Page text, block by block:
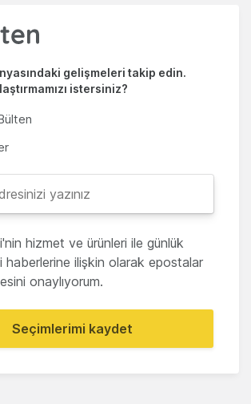
gelişmeleri takip edin.
istersiniz?
hizmet ve ürünleri ile günlük
haberlerine ilişkin olarak epostalar
onaylıyorum.
Seçimlerimi kaydet